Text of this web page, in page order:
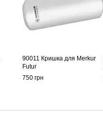
90011 Кришка для Merkur
Futur
750 грн